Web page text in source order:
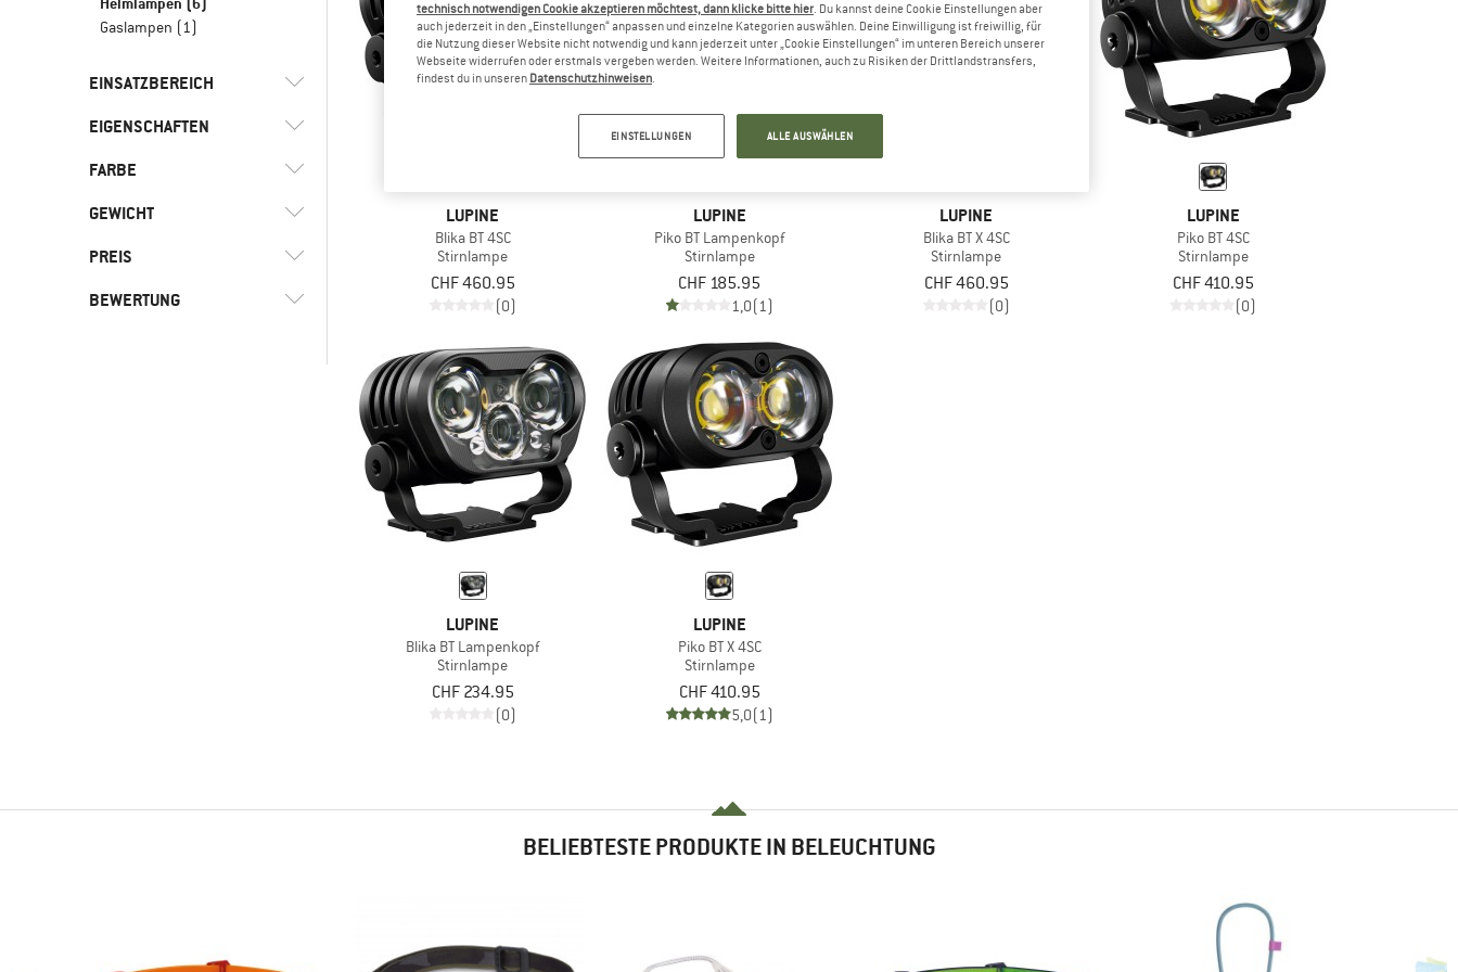
Gaslampen (1)
EINSATZBEREICH
Bergsport (6)
Bergsteigen
EIGENSCHAFTEN
Akkubetrieb
Rotlicht
FARBE
GEWICHT
PREIS
BEWERTUNG
LUPINE
Blika BT 4SC
Stirnlampe
CHF 460.95
(0)
LUPINE
Piko BT Lampenkopf
Stirnlampe
CHF 185.95
1,0(1)
LUPINE
Blika BT X 4SC
Stirnlampe
CHF 460.95
(0)
LUPINE
Piko BT 4SC
Stirnlampe
CHF 410.95
(0)
LUPINE
Blika BT Lampenkopf
Stirnlampe
CHF 234.95
(0)
LUPINE
Piko BT X 4SC
Stirnlampe
CHF 410.95
5,0(1)
BELIEBTESTE PRODUKTE IN BELEUCHTUNG
technisch notwendigen Cookie akzeptieren möchtest, dann klicke bitte hier. Du kannst deine Cookie Einstellungen aber
auch jederzeit in den „Einstellungen“ anpassen und einzelne Kategorien auswählen. Deine Einwilligung ist freiwillig, für
die Nutzung dieser Website nicht notwendig und kann jederzeit unter „Cookie Einstellungen“ im unteren Bereich unserer
Webseite widerrufen oder erstmals vergeben werden. Weitere Informationen, auch zu Risiken der Drittlandstransfers,
findest du in unseren Datenschutzhinweisen.
EINSTELLUNGEN ALLE AUSWÄHLEN